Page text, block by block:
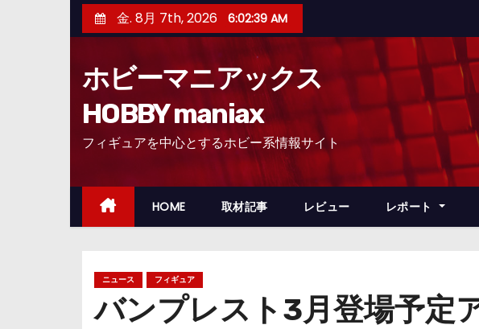
ン
ッ
金. 8月 7th, 2026 6:02:40 AM
ホビーマニアックス
HOBBY maniax
フィギュアを中心とするホビー系情報サイト
HOME 取材記事 レビュー レポート
ニュース フィギュア
バンプレスト3月登場予定